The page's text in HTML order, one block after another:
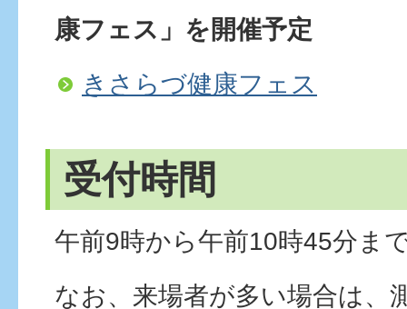
康フェス」を開催予定
きさらづ健康フェス
受付時間
午前9時から午前10時45分ま
なお、来場者が多い場合は、